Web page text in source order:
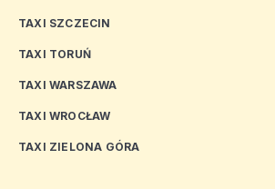
TAXI SZCZECIN
TAXI TORUŃ
TAXI WARSZAWA
TAXI WROCŁAW
TAXI ZIELONA GÓRA